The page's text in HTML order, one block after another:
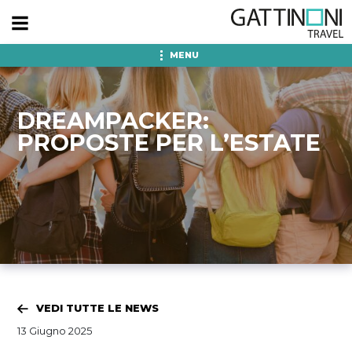
MENU
DREAMPACKER:
PROPOSTE PER L’ESTATE
VEDI TUTTE LE NEWS
13 Giugno 2025